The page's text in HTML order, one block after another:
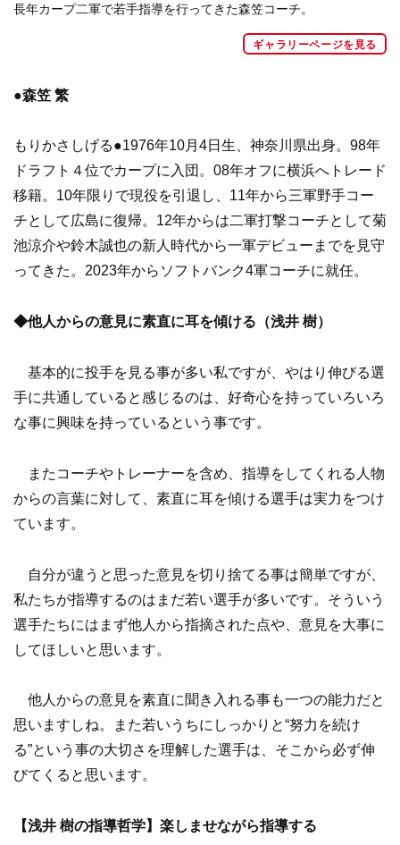
長年カープ二軍で若手指導を行ってきた森笠コーチ。
ギャラリーページを見る
●森笠 繁
もりかさしげる●1976年10月4日生、神奈川県出身。98年
ドラフト４位でカープに入団。08年オフに横浜へトレード
移籍。10年限りで現役を引退し、11年から三軍野手コー
チとして広島に復帰。12年からは二軍打撃コーチとして菊
池涼介や鈴木誠也の新人時代から一軍デビューまでを見守
ってきた。2023年からソフトバンク4軍コーチに就任。
◆他人からの意見に素直に耳を傾ける（浅井 樹）
基本的に投手を見る事が多い私ですが、やはり伸びる選
手に共通していると感じるのは、好奇心を持っていろいろ
な事に興味を持っているという事です。
またコーチやトレーナーを含め、指導をしてくれる人物
からの言葉に対して、素直に耳を傾ける選手は実力をつけ
ています。
自分が違うと思った意見を切り捨てる事は簡単ですが、
私たちが指導するのはまだ若い選手が多いです。そういう
選手たちにはまず他人から指摘された点や、意見を大事に
してほしいと思います。
他人からの意見を素直に聞き入れる事も一つの能力だと
思いますしね。また若いうちにしっかりと“努力を続け
る”という事の大切さを理解した選手は、そこから必ず伸
びてくると思います。
【浅井 樹の指導哲学】 楽しませながら指導する